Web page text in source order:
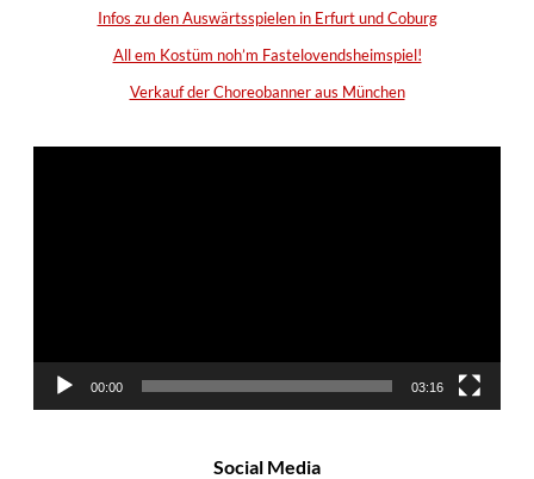
Infos zu den Auswärtsspielen in Erfurt und Coburg
All em Kostüm noh’m Fastelovendsheimspiel!
Verkauf der Choreobanner aus München
00:00 03:16
Social Media